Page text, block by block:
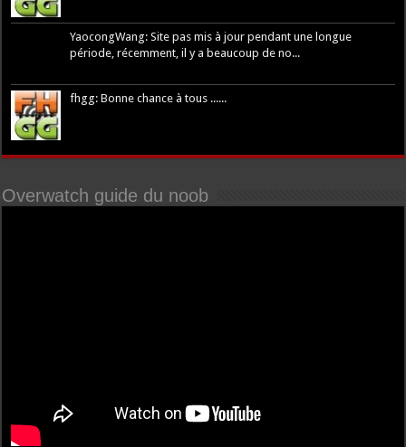
YaocongWang: Site pas mis à jour pendant une longue
période, récemment, il y a beaucoup de no...
fhgg: Bonne chance à tous ......
Overwatch guide du noob